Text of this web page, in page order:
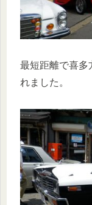
最短距離で喜多
れました。